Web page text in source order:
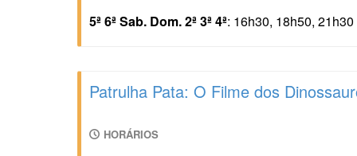
5ª 6ª Sab. Dom. 2ª 3ª 4ª: 16h30, 18h50, 21h30
Patrulha Pata: O Filme dos
HORÁRIOS